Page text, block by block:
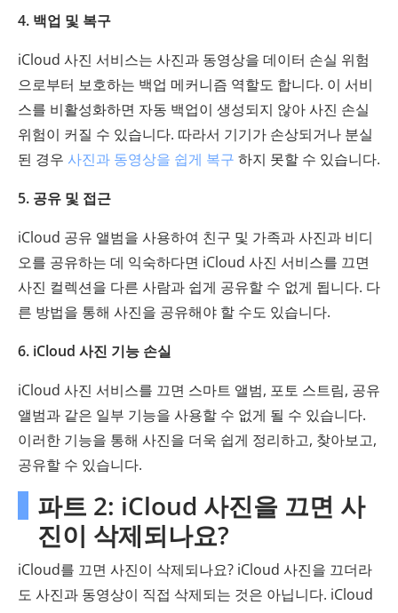
4. 백업 및 복구
iCloud 사진 서비스는 사진과 동영상을 데이터 손실 위험
으로부터 보호하는 백업 메커니즘 역할도 합니다. 이 서비
스를 비활성화하면 자동 백업이 생성되지 않아 사진 손실
위험이 커질 수 있습니다. 따라서 기기가 손상되거나 분실
된 경우 사진과 동영상을 쉽게 복구 하지 못할 수 있습니다.
5. 공유 및 접근
iCloud 공유 앨범을 사용하여 친구 및 가족과 사진과 비디
오를 공유하는 데 익숙하다면 iCloud 사진 서비스를 끄면
사진 컬렉션을 다른 사람과 쉽게 공유할 수 없게 됩니다. 다
른 방법을 통해 사진을 공유해야 할 수도 있습니다.
6. iCloud 사진 기능 손실
iCloud 사진 서비스를 끄면 스마트 앨범, 포토 스트림, 공유
앨범과 같은 일부 기능을 사용할 수 없게 될 수 있습니다.
이러한 기능을 통해 사진을 더욱 쉽게 정리하고, 찾아보고,
공유할 수 있습니다.
파트 2: iCloud 사진을 끄면 사
진이 삭제되나요?
iCloud를 끄면 사진이 삭제되나요? iCloud 사진을 끄더라
도 사진과 동영상이 직접 삭제되는 것은 아닙니다. iCloud